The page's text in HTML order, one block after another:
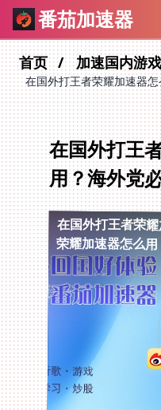
番茄加速器
首页 加速国内游
在国外打王者荣耀加速器
在国外打王
用？海外党
在国外打王者荣
荣耀加速器怎么